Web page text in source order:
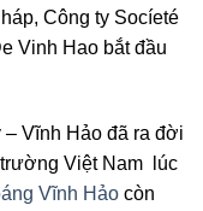
Công ty Socíeté
Vinh Hao bắt đầu
Vĩnh Hảo đã ra đời
Việt Nam lúc
Vĩnh Hảo còn